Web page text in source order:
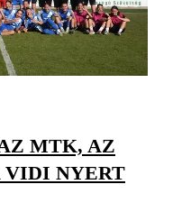
MTK, AZ
VIDI NYERT